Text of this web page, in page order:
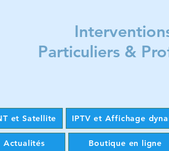
Particuliers &
et Satellite IPTV et Affichage
Actualités Boutique en ligne